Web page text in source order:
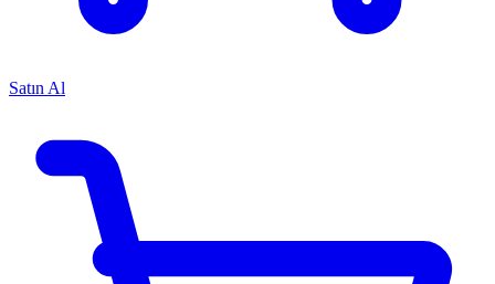
Satın Al